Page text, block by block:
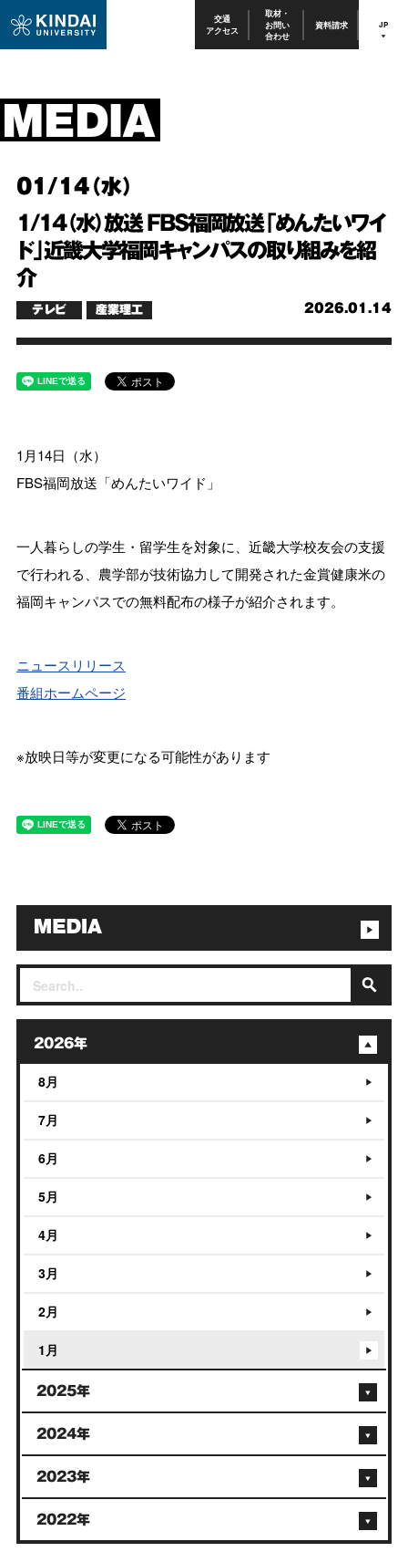
交通
アクセス
取材・
お問い
合わせ
資料請求 JP
01/14（水）
1/14（水）放送 FBS福岡放送「めんたいワイ
ド」近畿大学福岡キャンパスの取り組みを紹
介
2026.01.14
テレビ 産業理工
1月14日（水）
FBS福岡放送「めんたいワイド」
一人暮らしの学生・留学生を対象に、近畿大学校友会の支援
で行われる、農学部が技術協力して開発された金賞健康米の
福岡キャンパスでの無料配布の様子が紹介されます。
ニュースリリース
番組ホームページ
※放映日等が変更になる可能性があります
2026年
8月
7月
6月
5月
4月
3月
2月
1月
2025年
2024年
2023年
2022年